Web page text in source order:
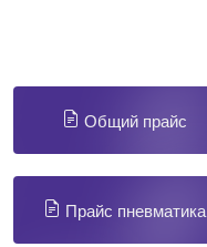
Общий прайс
Прайс пневматика